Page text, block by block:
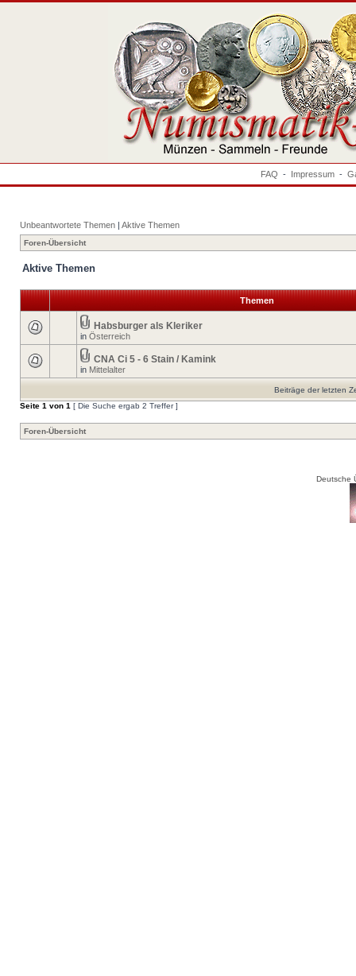
FAQ - Impressum -
Unbeantwortete Themen | Aktive Themen
Foren-Übersicht
Aktive Themen
Themen
Habsburger als Kleriker
in Österreich
CNA Ci 5 - 6 Stain / Kamink
in Mittelalter
Beiträge der letzten
Seite 1 von 1 [ Die Suche ergab 2 Treffer ]
Foren-Übersicht
Deutsche